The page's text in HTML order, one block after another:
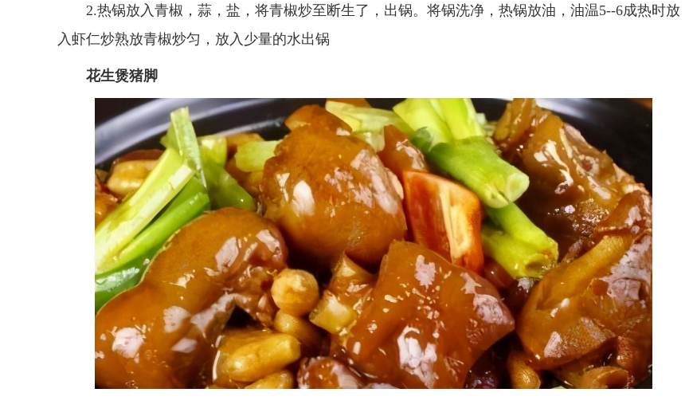
2.热锅放入青椒，蒜，盐，将青椒炒至断生了，出锅。将锅洗净，热锅放油，油温5--6成热时放
入虾仁炒熟放青椒炒匀，放入少量的水出锅
花生煲猪脚